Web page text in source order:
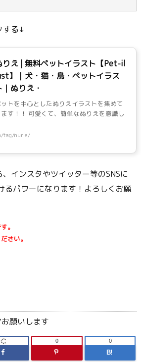
する↓
りえ | 無料ペットイラスト【Pet-il
】｜犬・猫・鳥・ペットイラス
｜ぬりえ・
トを中心としたぬりえイラストを集めて
す！！ 可愛くて、簡単なぬりえを意識し
tag/nurie/
インスタやツイッター等のSNSに
るパワーになります！よろしくお願
。
さい。
願いします
0
B!
0